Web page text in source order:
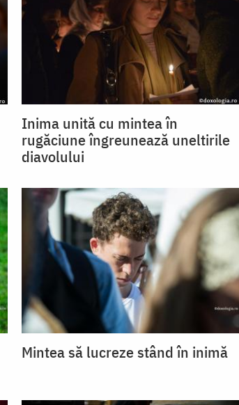
Inima unită cu mintea în
rugăciune îngreunează uneltirile
diavolului
Mintea să lucreze stând în inimă